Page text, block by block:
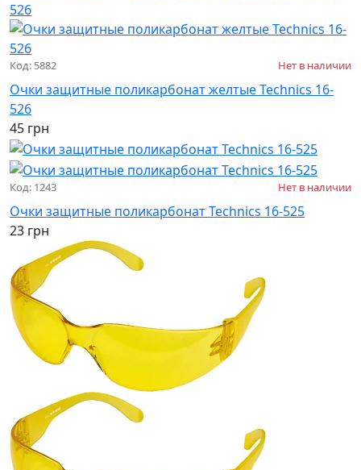
Код: 5882 Нет в наличии
Очки защитные поликарбонат желтые Technics 16-
526
45 грн
Код: 1243 Нет в наличии
Очки защитные поликарбонат Technics 16-525
23 грн